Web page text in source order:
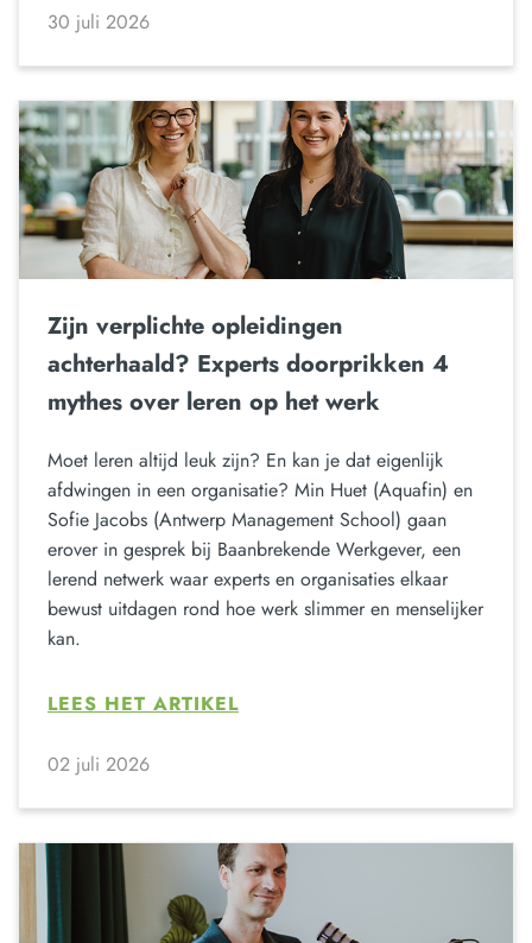
30 juli 2026
Zijn verplichte opleidingen
achterhaald? Experts doorprikken 4
mythes over leren op het werk
Moet leren altijd leuk zijn? En kan je dat eigenlijk
afdwingen in een organisatie? Min Huet (Aquafin) en
Sofie Jacobs (Antwerp Management School) gaan
erover in gesprek bij Baanbrekende Werkgever, een
lerend netwerk waar experts en organisaties elkaar
bewust uitdagen rond hoe werk slimmer en menselijker
kan.
LEES HET ARTIKEL
02 juli 2026